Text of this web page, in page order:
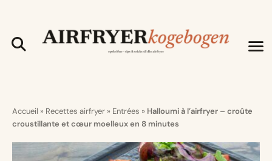
Accueil » Recettes airfryer » Entrées » Halloumi à l’airfryer – croûte
croustillante et cœur moelleux en 8 minutes